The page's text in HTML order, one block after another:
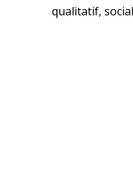
qualitatif,